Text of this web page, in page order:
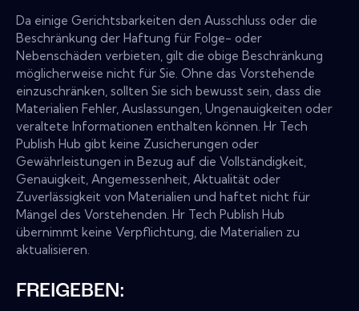
Da einige Gerichtsbarkeiten den Ausschluss oder die
Beschränkung der Haftung für Folge- oder
Nebenschäden verbieten, gilt die obige Beschränkung
möglicherweise nicht für Sie. Ohne das Vorstehende
einzuschränken, sollten Sie sich bewusst sein, dass die
Materialien Fehler, Auslassungen, Ungenauigkeiten oder
veraltete Informationen enthalten können. Hr Tech
Publish Hub gibt keine Zusicherungen oder
Gewährleistungen in Bezug auf die Vollständigkeit,
Genauigkeit, Angemessenheit, Aktualität oder
Zuverlässigkeit von Materialien und haftet nicht für
Mängel des Vorstehenden. Hr Tech Publish Hub
übernimmt keine Verpflichtung, die Materialien zu
aktualisieren.
FREIGEBEN: